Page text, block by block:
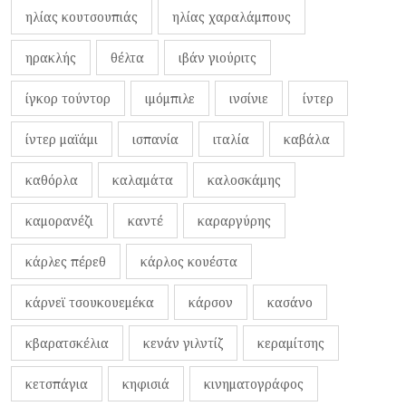
ηλίας κουτσουπιάς ηλίας χαραλάμπους
ηρακλής θέλτα ιβάν γιούριτς
ίγκορ τούντορ ιμόμπιλε ινσίνιε ίντερ
ίντερ μαϊάμι ισπανία ιταλία καβάλα
καθόρλα καλαμάτα καλοσκάμης
καμορανέζι καντέ καραργύρης
κάρλες πέρεθ κάρλος κουέστα
κάρνεϊ τσουκουεμέκα κάρσον κασάνο
κβαρατσκέλια κενάν γιλντίζ κεραμίτσης
κετσπάγια κηφισιά κινηματογράφος